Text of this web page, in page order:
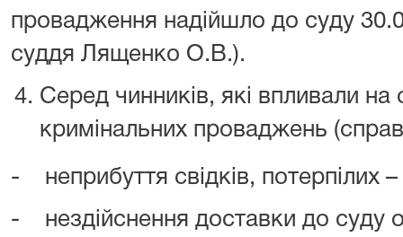
провадження надійшло до суду
суддя Лященко О.В.).
Серед чинників, які впливали на
кримінальних проваджень
- неприбуття свідків, потерпілих
- нездійснення доставки до суду